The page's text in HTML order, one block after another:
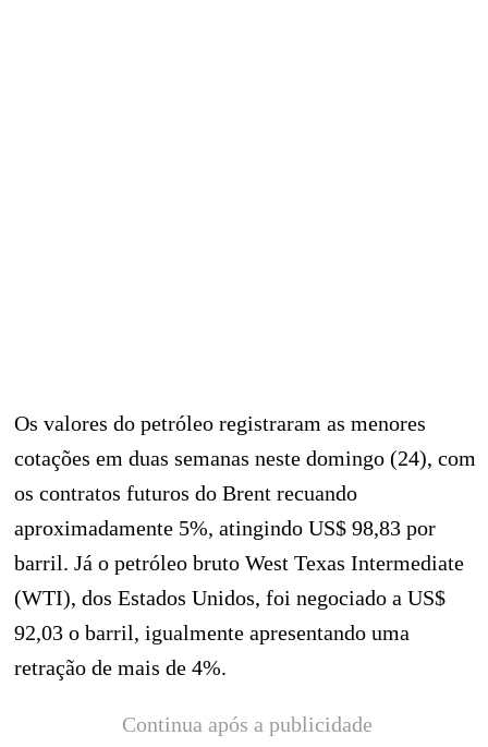
Os valores do petróleo registraram as menores
cotações em duas semanas neste domingo (24), com
os contratos futuros do Brent recuando
aproximadamente 5%, atingindo US$ 98,83 por
barril. Já o petróleo bruto West Texas Intermediate
(WTI), dos Estados Unidos, foi negociado a US$
92,03 o barril, igualmente apresentando uma
retração de mais de 4%.
Continua após a publicidade